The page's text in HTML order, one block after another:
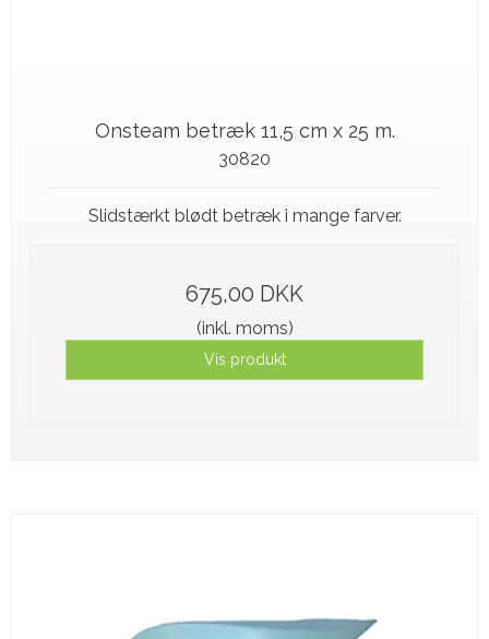
Onsteam betræk 11,5 cm x 25 m.
30820
Slidstærkt blødt betræk i mange farver.
675,00 DKK
(inkl. moms)
Vis produkt